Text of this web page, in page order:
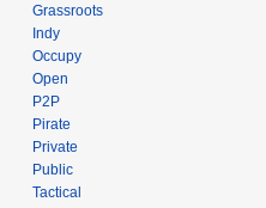
Grassroots
Indy
Occupy
Open
P2P
Pirate
Private
Public
Tactical